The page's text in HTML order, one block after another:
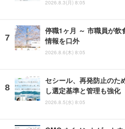
2026.8.3(月) 8:05
停職1ヶ月 ～ 市職員が飲
情報を口外
2026.8.6(木) 8:05
セシール、再発防止のた
し選定基準と管理も強化
2026.8.5(水) 8:05